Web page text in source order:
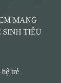
MANG
SINH TIÊU
trẻ